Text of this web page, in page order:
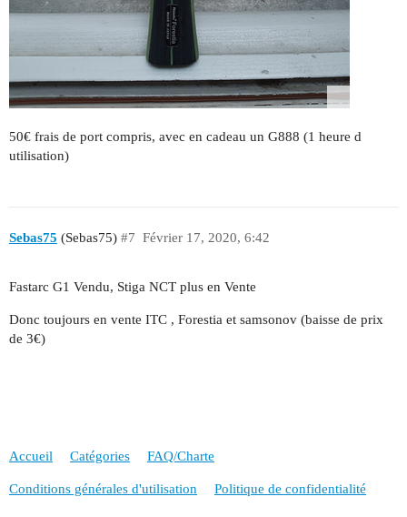
50€ frais de port compris, avec en cadeau un G888 (1 heure d
utilisation)
Sebas75 (Sebas75) Février 17, 2020, 6:42
#7
Fastarc G1 Vendu, Stiga NCT plus en Vente
Donc toujours en vente ITC , Forestia et samsonov (baisse de prix
de 3€)
Accueil Catégories FAQ/Charte
Conditions générales d'utilisation Politique de confidentialité